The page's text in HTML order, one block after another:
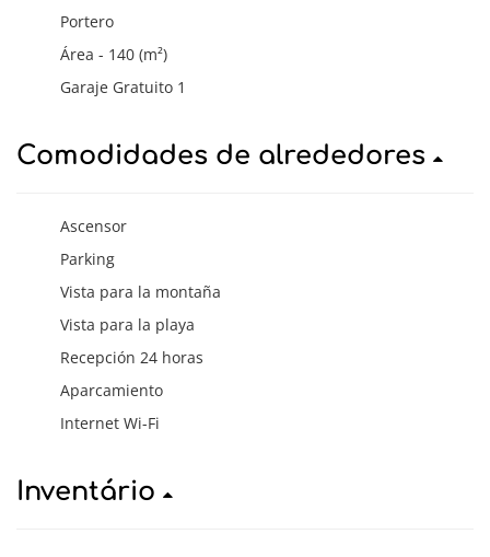
Portero
Área - 140 (m²)
Garaje Gratuito 1
Comodidades de alrededores
Ascensor
Parking
Vista para la montaña
Vista para la playa
Recepción 24 horas
Aparcamiento
Internet Wi-Fi
Inventário